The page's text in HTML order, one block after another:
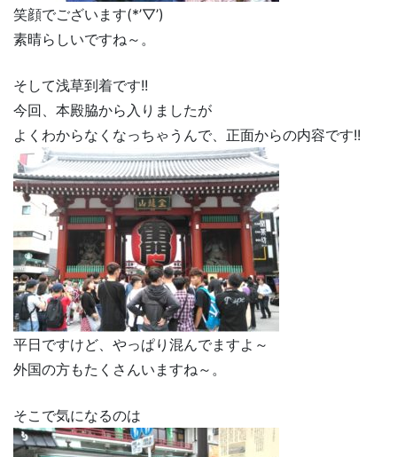
笑顔でございます(*’▽’)
素晴らしいですね～。
そして浅草到着です!!
今回、本殿脇から入りましたが
よくわからなくなっちゃうんで、正面からの内容です!!
平日ですけど、やっぱり混んでますよ～
外国の方もたくさんいますね～。
そこで気になるのは